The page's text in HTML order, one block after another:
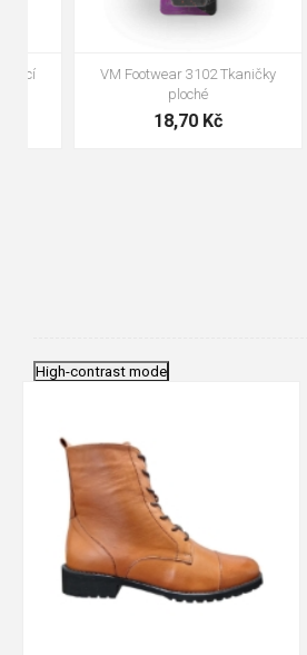
VM Footwear 3100 Tkaničky
19,70 Kč
High-contrast mode